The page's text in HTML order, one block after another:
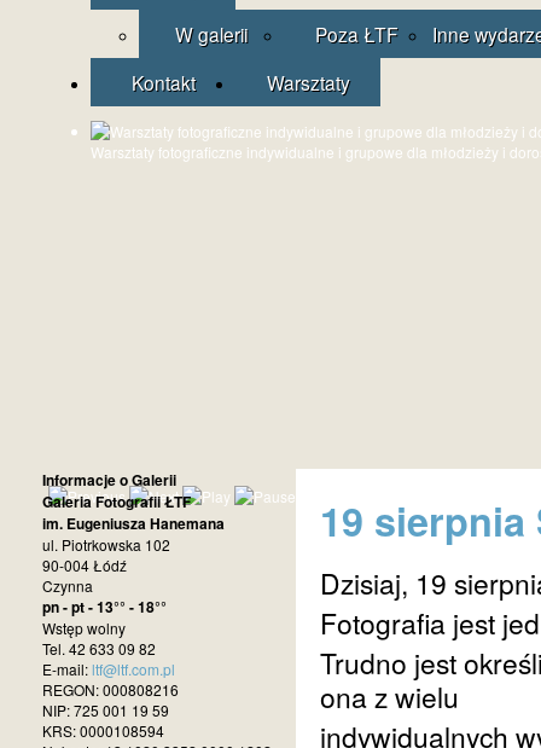
W galerii
Poza ŁTF
Inne
Kontakt
Warsztaty
Warsztaty fotograficzne indywidualne i grupowe dla młodzieży i
19
Dzisiaj, 19
Fotografia jest
Trudno jest
ona z wielu
indywidualnych
Informacje o Galerii
Galeria Fotografii ŁTF
im. Eugeniusza Hanemana
ul. Piotrkowska 102
90-004 Łódź
Czynna
pn - pt - 13°° - 18°°
Wstęp wolny
Tel. 42 633 09 82
E-mail:ltf@ltf.com.pl
REGON: 000808216
NIP: 725 001 19 59
KRS: 0000108594